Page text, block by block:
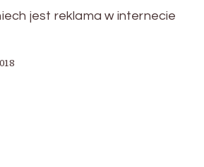
jest reklama w internecie